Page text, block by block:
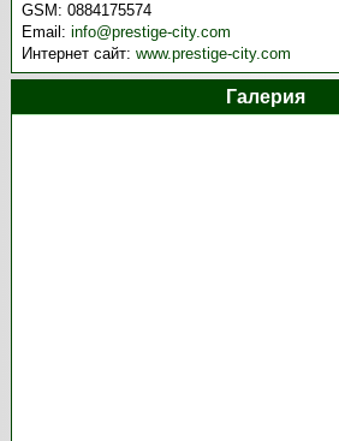
GSM:0884175574
Email:info@prestige-city.com
Интернет сайт:www.prestige-city.com
Галерия